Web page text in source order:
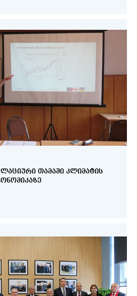
ᲗᲐᲛᲐᲨᲘ ᲙᲚᲘᲛᲐᲢᲘᲡ